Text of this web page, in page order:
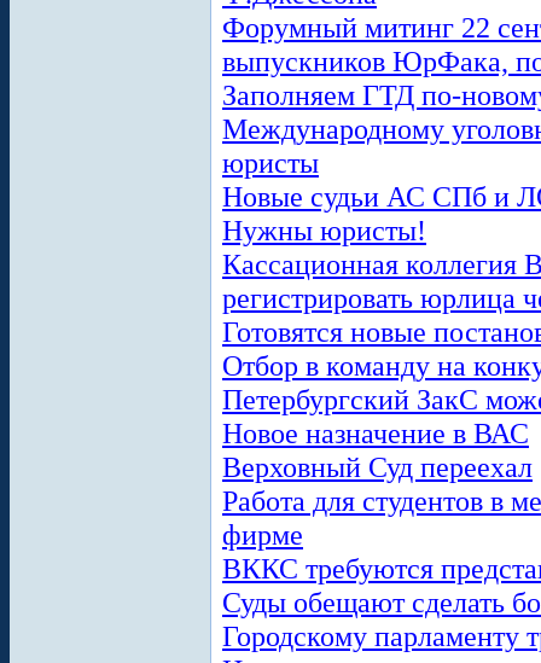
Форумный митинг 22
выпускников ЮрФака,
Заполняем ГТД по-
Международному
юристы
Новые судьи АС СПб и
Нужны юристы!
Кассационная
регистрировать юрлица
Готовятся новые
Отбор в команду на
Петербургский ЗакС
Новое назначение в ВАС
Верховный Суд переехал
Работа для студентов в
фирме
ВККС требуются
Суды обещают сделать
Городскому парламенту